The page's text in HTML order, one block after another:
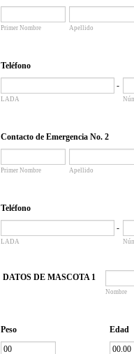
Primer Nombre Apellido
Teléfono
-
LADA
Contacto de Emergencia No. 2
Primer Nombre Apellido
Teléfono
-
LADA
DATOS DE MASCOTA 1
Nombre
Peso Edad